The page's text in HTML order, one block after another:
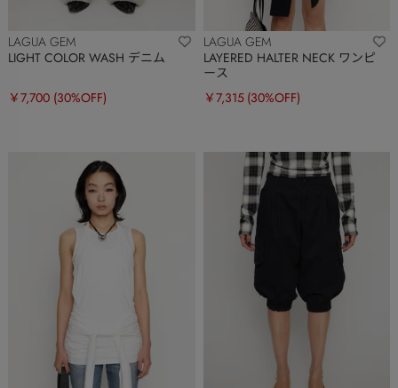
LAGUA GEM
LIGHT COLOR WASH デニム
￥7,700 (30%OFF)
LAGUA GEM
LAYERED HALTER NECK ワンピ
ース
￥7,315 (30%OFF)